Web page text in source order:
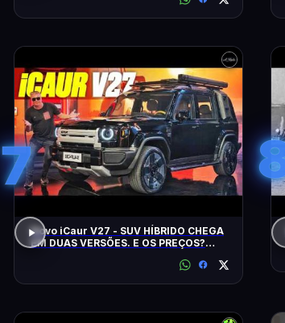
7
Novo iCaur V27 - SUV HÍBRIDO CHEGA
EM DUAS VERSÕES. E OS PREÇOS?